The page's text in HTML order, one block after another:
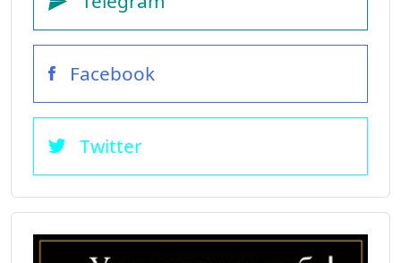
Facebook
Twitter